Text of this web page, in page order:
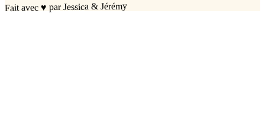
Fait avec♥ par Jessica & Jérémy